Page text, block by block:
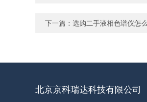
下一篇： 选购二手液相色谱仪怎
北京京科瑞达科技有限公司